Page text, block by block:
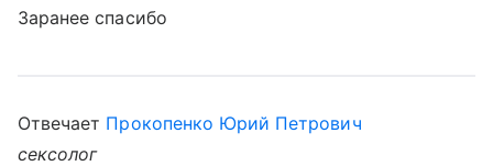
Заранее спасибо
Отвечает Прокопенко Юрий Петрович
сексолог